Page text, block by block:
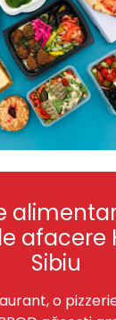
afacere
Sibiu
o